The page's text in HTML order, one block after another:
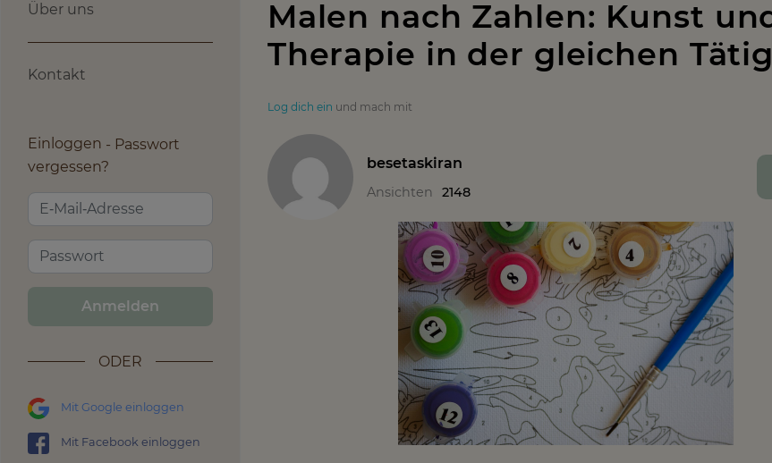
Über uns
Kontakt
Einloggen
Passwort
vergessen?
Anmelden
ODER
Mit Google einloggen
Mit Facebook einloggen
Malen nach Zahlen: Kunst
Therapie in der gleichen
Log dich ein und mach mit
besetaskiran
Ansichten 2148